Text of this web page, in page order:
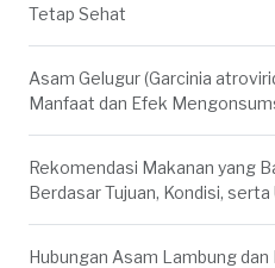
Tetap Sehat
Asam Gelugur (Garcinia
Manfaat dan Efek
Rekomendasi Makanan yang
Berdasar Tujuan, Kondisi, serta
Hubungan Asam Lambung